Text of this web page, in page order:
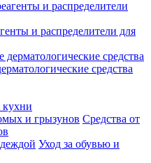
и распределители для
средства
кухни
Средства от
Уход за обувью и